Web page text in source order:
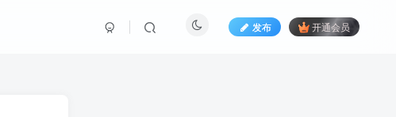
发布 开通会员